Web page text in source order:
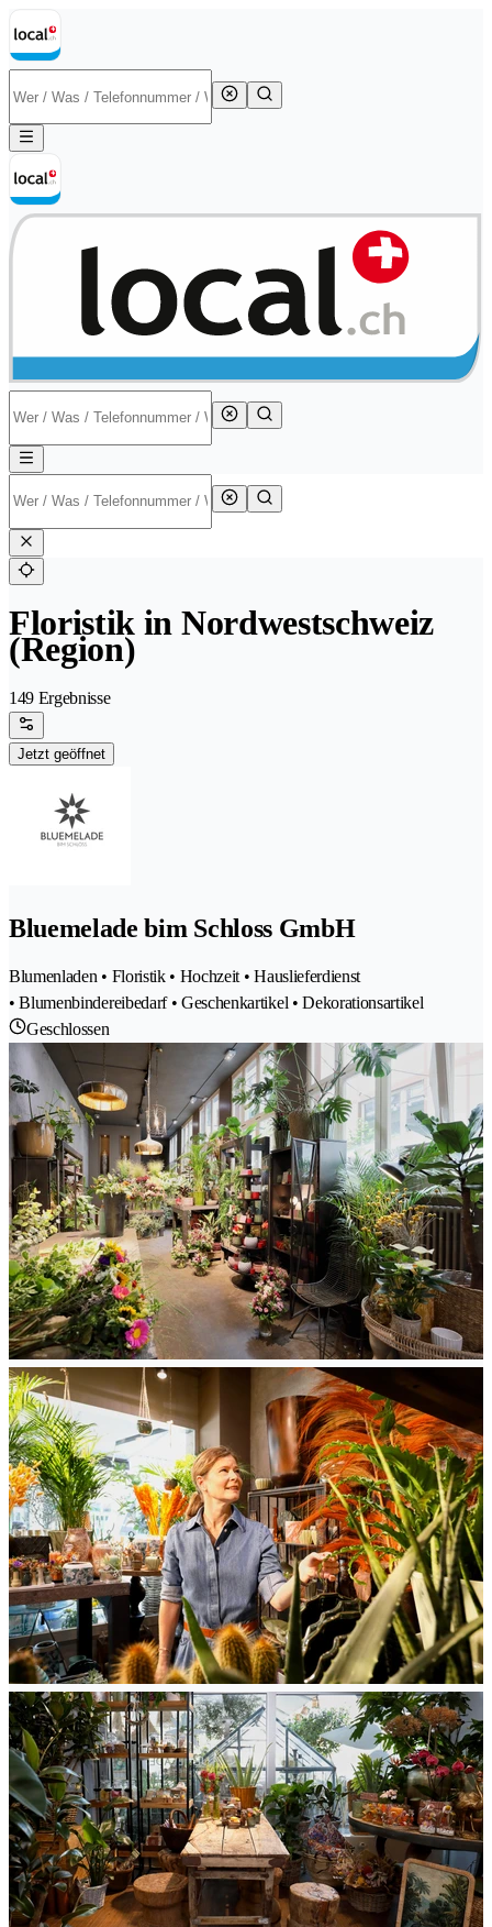
Floristik in Nordwestschweiz
(Region)
149 Ergebnisse
Jetzt geöffnet
Bluemelade bim Schloss GmbH
Blumenladen • Floristik • Hochzeit • Hauslieferdienst
• Blumenbindereibedarf • Geschenkartikel • Dekorationsartikel
Geschlossen